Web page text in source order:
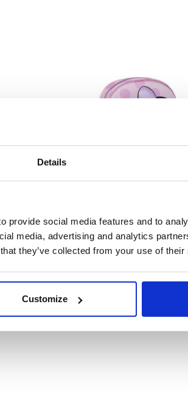
Details
provide social media features and to
media, advertising and analytics
they’ve collected from your use of
Customize
Ref: 2100005113